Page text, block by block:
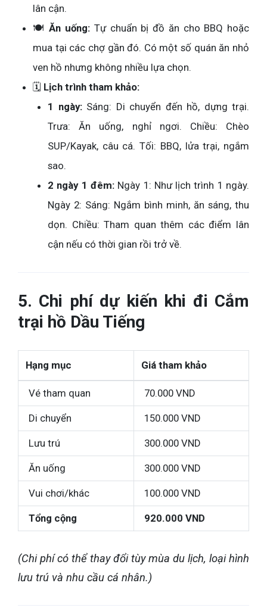
lân cận.
🍽️Ăn uống: Tự chuẩn bị đồ ăn cho BBQ hoặc
mua tại các chợ gần đó. Có một số quán ăn nhỏ
ven hồ nhưng không nhiều lựa chọn.
🗓️ Lịch trình tham khảo:
1 ngày:Sáng: Di chuyển đến hồ, dựng trại.
Trưa: Ăn uống, nghỉ ngơi. Chiều: Chèo
SUP/Kayak, câu cá. Tối: BBQ, lửa trại, ngắm
sao.
2 ngày 1 đêm:Ngày 1: Như lịch trình 1 ngày.
Ngày 2: Sáng: Ngắm bình minh, ăn sáng, thu
dọn. Chiều: Tham quan thêm các điểm lân
cận nếu có thời gian rồi trở về.
5. Chi phí dự kiến khi đi Cắm
trại hồ Dầu Tiếng
Hạng mục Giá tham khảo
Vé tham quan 70.000 VND
Di chuyển 150.000 VND
Lưu trú 300.000 VND
Ăn uống 300.000 VND
Vui chơi/khác 100.000 VND
Tổng cộng 920.000 VND
(Chi phí có thể thay đổi tùy mùa du lịch, loại hình
lưu trú và nhu cầu cá nhân.)